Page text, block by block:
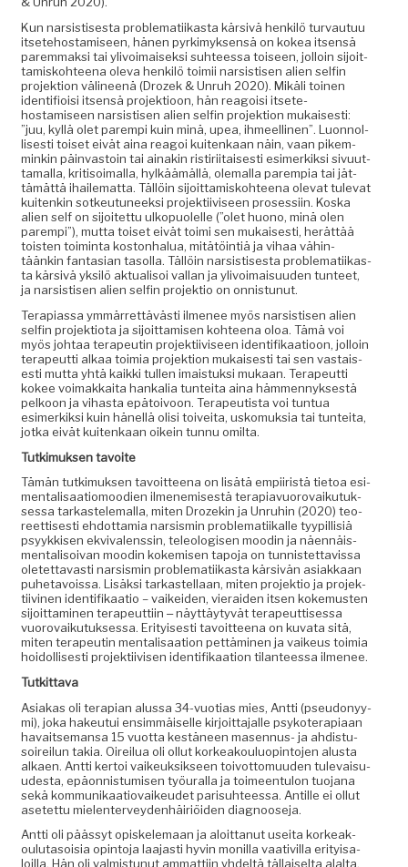
Kun nar­sis­tis­es­ta prob­lemati­ikas­ta kär­sivä henkilö tur­vau­tuu
itsete­hostamiseen, hänen pyrkimyk­sen­sä on kokea itsen­sä
parem­mak­si tai ylivoimaisek­si suh­teessa toiseen, jol­loin sijoit­
tamisko­hteena ole­va henkilö toimii nar­sis­tisen alien self­in
pro­jek­tion väli­neenä (Drozek & Unruh 2020). Mikäli toinen
iden­ti­fioisi itsen­sä pro­jek­tioon, hän reago­isi itsete­
hostamiseen nar­sis­tisen alien self­in pro­jek­tion mukaises­ti:
”juu, kyl­lä olet parem­pi kuin minä, upea, ihmeelli­nen”. Luon­nol­
lis­es­ti toiset eivät aina reagoi kuitenkaan näin, vaan pikem­
minkin päin­vas­toin tai ainakin ris­tiri­itais­es­ti esimerkik­si sivu­ut­
ta­mal­la, kri­ti­soimal­la, hylkäämäl­lä, ole­mal­la parem­pia tai jät­
tämät­tä ihailemat­ta. Täl­löin sijoit­tamisko­hteena ole­vat tule­vat
kuitenkin sotkeu­tuneek­si pro­jek­ti­iviseen pros­es­si­in. Kos­ka
alien self on sijoitet­tu ulkop­uolelle (”olet huono, minä olen
parem­pi”), mut­ta toiset eivät toi­mi sen mukaises­ti, herät­tää
tois­t­en toim­inta kos­ton­halua, mitätöin­tiä ja vihaa vähin­
täänkin fan­tasian tasol­la. Täl­löin nar­sis­tis­es­ta prob­lemati­ikas­
ta kär­sivä yksilö aktu­al­isoi val­lan ja ylivoimaisu­u­den tun­teet,
ja nar­sis­tisen alien self­in pro­jek­tio on onnistunut.
Ter­api­as­sa ymmär­ret­tävästi ilme­nee myös nar­sis­tisen alien
self­in pro­jek­tio­ta ja sijoit­tamisen kohteena oloa. Tämä voi
myös johtaa ter­apeutin pro­jek­ti­iviseen iden­ti­fikaa­tioon, jol­loin
ter­apeut­ti alkaa toimia pro­jek­tion mukaises­ti tai sen vas­tais­
es­ti mut­ta yhtä kaik­ki tullen imais­tuk­si mukaan. Ter­apeut­ti
kokee voimakkai­ta han­kalia tun­tei­ta aina häm­men­nyk­ses­tä
pelkoon ja vihas­ta epä­toivoon. Ter­apeutista voi tun­tua
esimerkik­si kuin hänel­lä olisi toivei­ta, usko­muk­sia tai tun­tei­ta,
jot­ka eivät kuitenkaan oikein tun­nu omilta.
Tutkimuk­sen tavoite
Tämän tutkimuk­sen tavoit­teena on lisätä empi­iristä tietoa esi­
men­tal­isaa­tiomoo­d­i­en ilmen­e­mis­es­tä ter­api­avuorovaiku­tuk­
ses­sa tarkastele­mal­la, miten Drozekin ja Unruhin (2020) teo­
reet­tis­es­ti ehdot­tamia nar­sis­min prob­lemati­ikalle tyyp­il­lisiä
psyykkisen ekvi­valenssin, tele­ol­o­gisen mood­in ja näen­näis­
men­tal­isoivan mood­in kokemisen tapo­ja on tun­nis­tet­tavis­sa
oletet­tavasti nar­sis­min prob­lemati­ikas­ta kär­sivän asi­akkaan
puhetavois­sa. Lisäk­si tarkastel­laan, miten pro­jek­tio ja pro­jek­
ti­ivi­nen iden­ti­fikaa­tio – vaikei­den, vieraiden itsen koke­musten
sijoit­ta­mi­nen ter­apeut­ti­in ‒ näyt­täy­tyvät ter­apeut­tises­sa
vuorovaiku­tuk­ses­sa. Eri­tyis­es­ti tavoit­teena on kuva­ta sitä,
miten ter­apeutin men­tal­isaa­tion pet­tämi­nen ja vaikeus toimia
hoidol­lis­es­ti pro­jek­ti­ivisen iden­ti­fikaa­tion tilanteessa ilmenee.
Tutkit­ta­va
Asi­akas oli ter­api­an alus­sa 34-vuo­tias mies, Antti (pseu­do­nyy­
mi), joka hakeu­tui ensim­mäiselle kir­joit­ta­jalle psykoter­api­aan
havait­se­mansa 15 vuot­ta kestäneen masen­nus- ja ahdis­tu­
soireilun takia. Oireilua oli ollut korkeak­oulu­opin­to­jen alus­ta
alka­en. Antti ker­toi vaikeuk­sik­seen toiv­ot­to­muu­den tule­vaisu­
ud­es­ta, epäon­nis­tu­misen työu­ral­la ja toimeen­tu­lon tuo­jana
sekä kom­mu­nikaa­tio­vaikeudet parisuh­teessa. Antille ei ollut
asetet­tu mie­len­ter­vey­den­häir­iöi­den diagnooseja.
Antti oli päässyt opiskele­maan ja aloit­tanut usei­ta korkeak­
oulu­ta­soisia opin­to­ja laa­jasti hyvin monil­la vaa­tivil­la eri­ty­isa­
loil­la. Hän oli valmis­tunut ammat­ti­in yhdeltä täl­laiselta alal­ta.